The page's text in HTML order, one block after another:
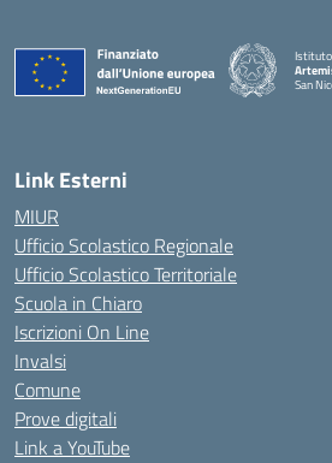
Istituto
San
Link Esterni
MIUR
Ufficio Scolastico Regionale
Ufficio Scolastico Territoriale
Scuola in Chiaro
Iscrizioni On Line
Invalsi
Comune
Prove digitali
Link a YouTube